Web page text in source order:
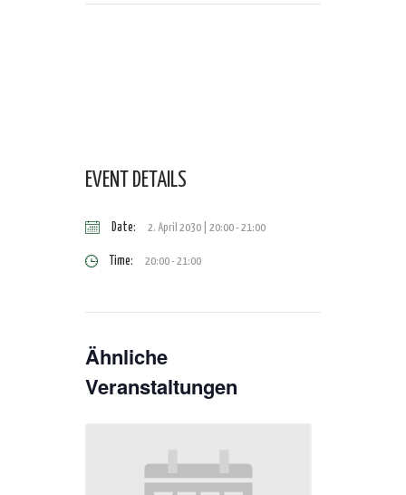
EVENT DETAILS
Date: 2. April 2030 | 20:00-21:00
Time: 20:00 - 21:00
Ähnliche
Veranstaltungen